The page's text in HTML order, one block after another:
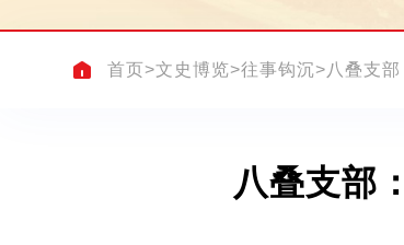
首页>文史博览>往事钩沉> 八叠支
八叠支部